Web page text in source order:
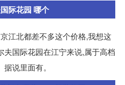
际花园 哪个
江北都差不多这个价格,我想这
夫国际花园在江宁来说,属于高档
说里面有。